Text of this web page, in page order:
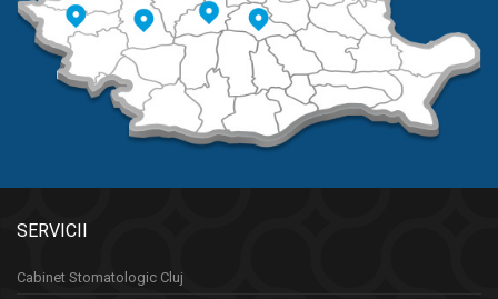
SERVICII
Cabinet Stomatologic Cluj